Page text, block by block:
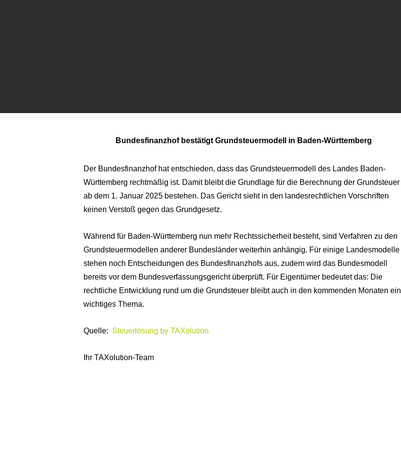
Bundesfinanzhof bestätigt Grundsteuermodell in Baden-Württemberg
Der Bundesfinanzhof hat entschieden, dass das Grundsteuermodell des Landes Baden-
Württemberg rechtmäßig ist. Damit bleibt die Grundlage für die Berechnung der Grundsteuer
ab dem 1. Januar 2025 bestehen. Das Gericht sieht in den landesrechtlichen Vorschriften
keinen Verstoß gegen das Grundgesetz.
Während für Baden-Württemberg nun mehr Rechtssicherheit besteht, sind Verfahren zu den
Grundsteuermodellen anderer Bundesländer weiterhin anhängig. Für einige Landesmodelle
stehen noch Entscheidungen des Bundesfinanzhofs aus, zudem wird das Bundesmodell
bereits vor dem Bundesverfassungsgericht überprüft. Für Eigentümer bedeutet das: Die
rechtliche Entwicklung rund um die Grundsteuer bleibt auch in den kommenden Monaten ein
wichtiges Thema.
Quelle: Steuerlösung by TAXolution
Ihr TAXolution-Team